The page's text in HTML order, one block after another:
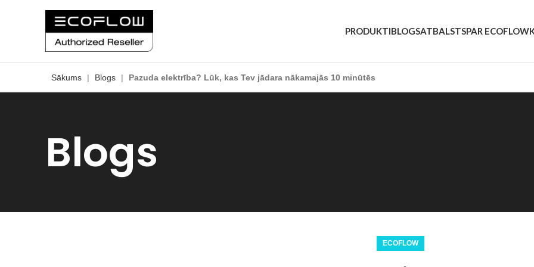
PRODUKTIBLOGSATBALSTSPAR ECOFLOW
Sākums | Blogs | Pazuda elektrība? Lūk, kas Tev jādara nākamajās 10 minūtēs
Blogs
ECOFLOW